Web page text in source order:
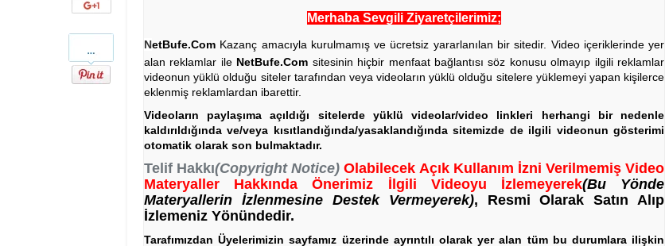
Google+
Pinterest
Merhaba Sevgili Ziyaretçilerimiz;
NetBufe.Com Kazanç amacıyla kurulmamış ve ücretsiz yararlanılan bir sitedir. Video içeriklerinde yer
alan reklamlar ile NetBufe.Com sitesinin hiçbir menfaat bağlantısı söz konusu olmayıp ilgili reklamlar
videonun yüklü olduğu siteler tarafından veya videoların yüklü olduğu sitelere yüklemeyi yapan kişilerce
eklenmiş reklamlardan ibarettir.
Videoların paylaşıma açıldığı sitelerde yüklü videolar/video linkleri herhangi bir nedenle
kaldırıldığında ve/veya kısıtlandığında/yasaklandığında sitemizde de ilgili videonun gösterimi
otomatik olarak son bulmaktadır.
Telif Hakkı(Copyright Notice) Olabilecek Açık Kullanım İzni Verilmemiş Video
Materyaller Hakkında Önerimiz İlgili Videoyu İzlemeyerek(Bu Yönde
Materyallerin İzlenmesine Destek Vermeyerek), Resmi Olarak Satın Alıp
İzlemeniz Yönündedir.
Tarafımızdan Üyelerimizin sayfamız üzerinde ayrıntılı olarak yer alan tüm bu durumlara ilişkin